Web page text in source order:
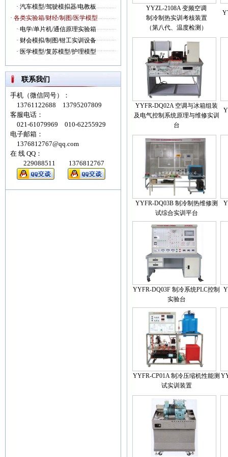
·汽车模型/驾驶模拟器/电教板
· 各类实验箱/财经/制图/医学模型
·电学/单片机/通信原理实验箱
·财会模拟/制图/钳工实训设备
·医学模型/复苏模型/护理模型
联系我们
手机（微信同号）：
13761122688 13795207809
客服电话：
021-61079969 010-62255929
电子邮箱：
1376812767@qq.com
在 线 QQ：
229088511 1376812767
YYZL-2108A 变频空调
制冷制热实训考核装置
（第八代、温度检测）
YYFR-DQ02A 空调与冰箱组装
及电气控制系统原理与维修实训
台
YYFR-DQ03B 制冷制热维修测
试综合实训平台
YYFR-DQ03F 制冷系统PLC控制
实验台
YYFR-CP01A 制冷压缩机性能测
试实训装置